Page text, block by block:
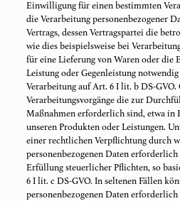
Einwilligung für einen bestimmten
die Verarbeitung personenbezogener
Vertrags, dessen Vertragspartei die
wie dies beispielsweise bei
für eine Lieferung von Waren oder die
Leistung oder Gegenleistung
Verarbeitung auf Art. 6 I lit. b DS-
Verarbeitungsvorgänge die zur
Maßnahmen erforderlich sind, etwa in
unseren Produkten oder Leistungen.
einer rechtlichen Verpflichtung durch
personenbezogenen Daten
Erfüllung steuerlicher Pflichten, so
6 I lit. c DS-GVO. In seltenen Fällen
personenbezogenen Daten